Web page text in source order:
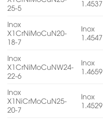
25-5
1.4537
Inox
X1CrNiMoCuN20-
18-7
Inox
1.4547
Inox
X1CrNiMoCuNW24-
22-6
Inox
1.4659
Inox
X1NiCrMoCuN25-
20-7
Inox
1.4529